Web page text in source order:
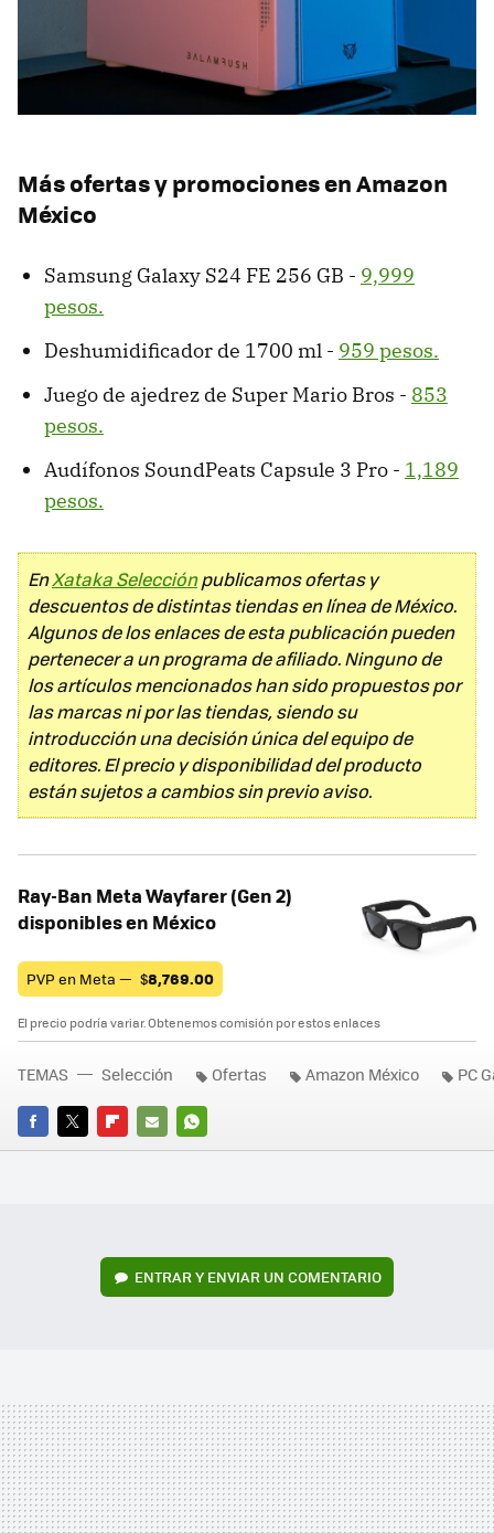
Más ofertas y promociones en Amazon
México
Samsung Galaxy S24 FE 256 GB - 9,999
pesos.
Deshumidificador de 1700 ml - 959 pesos.
Juego de ajedrez de Super Mario Bros - 853
pesos.
Audífonos SoundPeats Capsule 3 Pro - 1,189
pesos.
EnXataka Selecciónpublicamos ofertas y
descuentos de distintas tiendas en línea de México.
Algunos de los enlaces de esta publicación pueden
pertenecer a un programa de afiliado. Ninguno de
los artículos mencionados han sido propuestos por
las marcas ni por las tiendas, siendo su
introducción una decisión única del equipo de
editores. El precio y disponibilidad del producto
están sujetos a cambios sin previo aviso.
Ray-Ban Meta Wayfarer (Gen 2)
disponibles en México
PVP en Meta — $8,769.00
El precio podría variar. Obtenemos comisión por estos enlaces
FACEBOOK
TWITTERFLIPBOARD
E-
WHATSAPP
TEMAS Selección Ofertas Amazon México PC
ENTRAR Y ENVIAR UN COMENTARIO